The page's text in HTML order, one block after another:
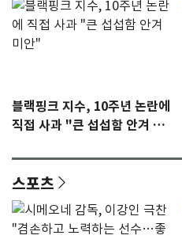
블랙핑크 지수, 10주년 논란에
직접 사과 "큰 섭섭함 안겨 미
스포츠